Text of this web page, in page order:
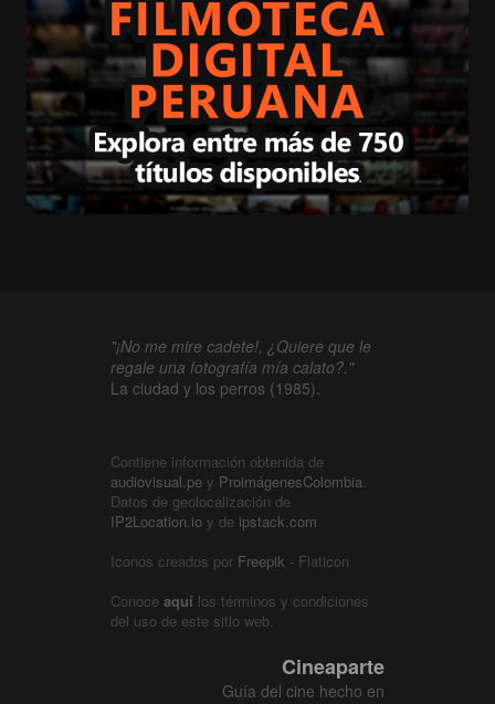
"¡No me mire cadete!, ¿Quiere que le
regale una fotografía mía calato?."
La ciudad y los perros (1985).
Contiene información obtenida de
audiovisual.pe y ProimágenesColombia.
Datos de geolocalización de
IP2Location.io y de ipstack.com
Iconos creados por Freepik - Flaticon
Conoce aquí los términos y condiciones
del uso de este sitio web.
Cineaparte
Guía del cine hecho en